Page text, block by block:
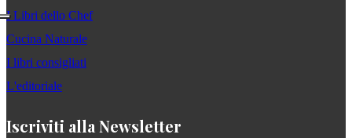
I Libri dello Chef
Cucina Naturale
I libri consigliati
L'editoriale
Iscriviti alla Newsletter